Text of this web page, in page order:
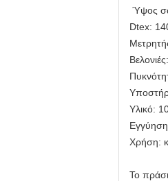
Ύψος
Dtex:
Υλικό:
Χρήση:
Το